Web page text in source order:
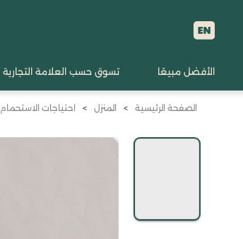
الأفضل مبيعًا تسوق حسب العلامة التجارية
الصفحة الرئيسية > المنزل > احتياجات الاستحمام